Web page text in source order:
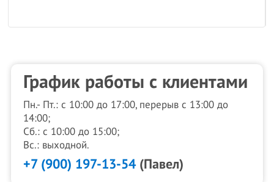
График работы с клиентами
Пн.- Пт.: с 10:00 до 17:00, перерыв с 13:00 до
14:00;
Сб.: с 10:00 до 15:00;
Вс.: выходной.
+7 (900) 197-13-54(Павел)